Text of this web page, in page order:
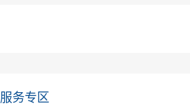
服务专区